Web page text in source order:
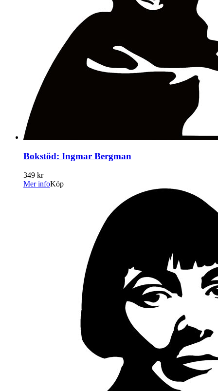
Bokstöd: Ingmar Bergman
349 kr
Mer infoKöp